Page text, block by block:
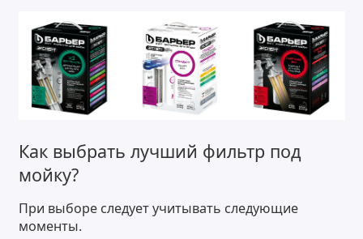
Как выбрать лучший фильтр под
мойку?
При выборе следует учитывать следующие
моменты.